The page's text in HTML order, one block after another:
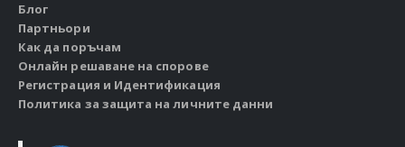
Блог
Партньори
Как да поръчам
Онлайн решаване на спорове
Регистрация и Идентификация
Политика за защита на личните данни